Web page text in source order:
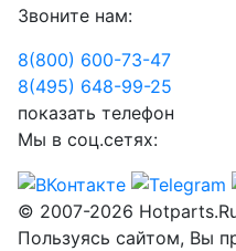
Звоните нам:
8(800) 600-73-47
8(495) 648-99-25
показать телефон
Мы в соц.сетях:
© 2007-2026
Пользуясь сайтом, Вы